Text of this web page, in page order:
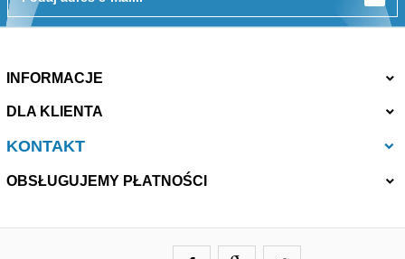
INFORMACJE
DLA KLIENTA
KONTAKT
OBSŁUGUJEMY PŁATNOŚCI